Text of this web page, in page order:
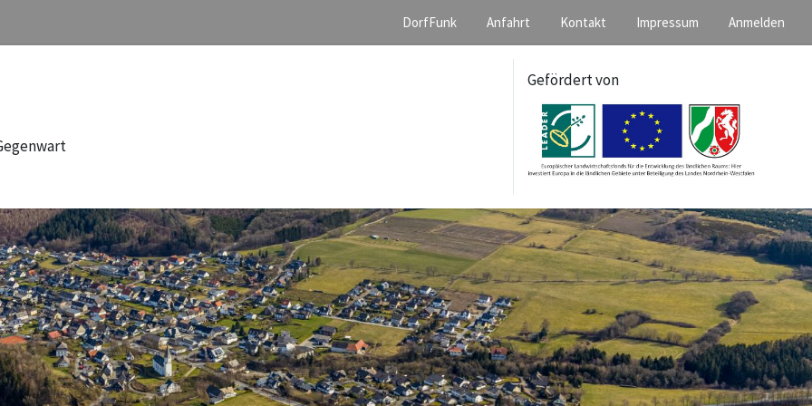
DorfFunk Anfahrt Kontakt Impressum Anmelden
Gefördert von